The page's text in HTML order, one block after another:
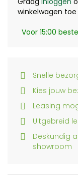
winkelwagen
Voor 15:00
Snelle
Kies jouw
Leasing
Uitgebreid
Deskundig
showroom